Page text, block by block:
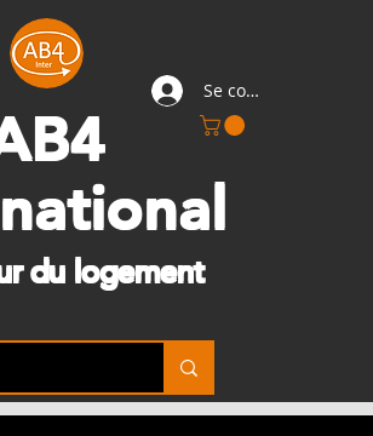
du logement
Se connecter